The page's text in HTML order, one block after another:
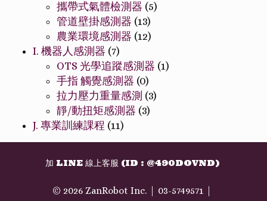
攜帶式氣體檢測器 (5)
管道壁掛感測器 (13)
農業環境感測器 (12)
I. 機器人感測器 (7)
OTS 光學追蹤感測器 (1)
手指 觸覺感測器 (0)
拉力壓力重量感測 (3)
靜/動扭矩感測器 (3)
J. 專業訓練課程 (11)
加 LINE 線上客服 (ID : @490DOVND)
© 2026 ZanRobot Inc.
03-5749571